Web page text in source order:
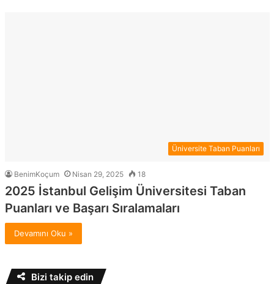
Üniversite Taban Puanları
BenimKoçum Nisan 29, 2025 18
2025 İstanbul Gelişim Üniversitesi Taban
Puanları ve Başarı Sıralamaları
Devamını Oku »
Bizi takip edin